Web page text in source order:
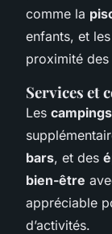
comme la
enfants, et les
proximité des
Services et
Les
bars, et des
bien-être
appréciable
d’activités.